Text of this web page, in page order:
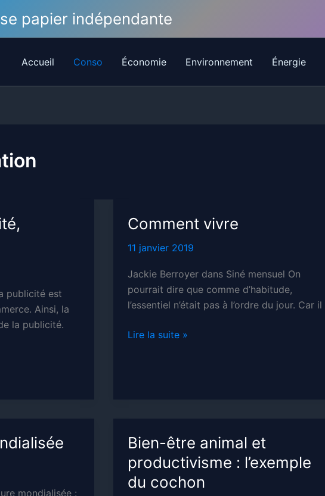
papier indépendante
Accueil Conso Économie Environnement Énergie
publicité est
Ainsi, la
la publicité.
Comment vivre
11 janvier 2019
Jackie Berroyer dans Siné mensuel On
pourrait dire que comme d’habitude,
l’essentiel n’était pas à l’ordre du jour. Car il
Comment
Lire la suite »
mondialisée :
Bien-être animal et
productivisme : l’exemple
du cochon